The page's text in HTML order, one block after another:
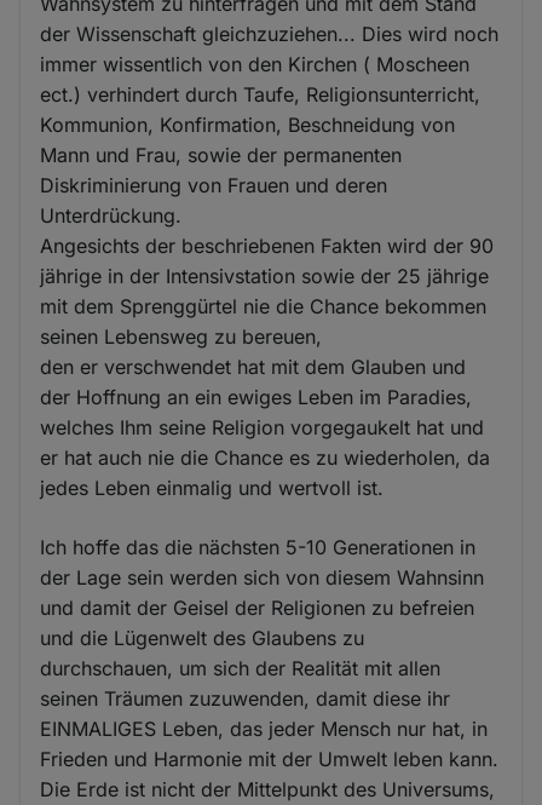
der Wissenschaft gleichzuziehen... Dies wird noch
immer wissentlich von den Kirchen ( Moscheen
ect.) verhindert durch Taufe, Religionsunterricht,
Kommunion, Konfirmation, Beschneidung von
Mann und Frau, sowie der permanenten
Diskriminierung von Frauen und deren
Unterdrückung.
Angesichts der beschriebenen Fakten wird der 90
jährige in der Intensivstation sowie der 25 jährige
mit dem Sprenggürtel nie die Chance bekommen
seinen Lebensweg zu bereuen,
den er verschwendet hat mit dem Glauben und
der Hoffnung an ein ewiges Leben im Paradies,
welches Ihm seine Religion vorgegaukelt hat und
er hat auch nie die Chance es zu wiederholen, da
jedes Leben einmalig und wertvoll ist.
Ich hoffe das die nächsten 5-10 Generationen in
der Lage sein werden sich von diesem Wahnsinn
und damit der Geisel der Religionen zu befreien
und die Lügenwelt des Glaubens zu
durchschauen, um sich der Realität mit allen
seinen Träumen zuzuwenden, damit diese ihr
EINMALIGES Leben, das jeder Mensch nur hat, in
Frieden und Harmonie mit der Umwelt leben kann.
Die Erde ist nicht der Mittelpunkt des Universums,